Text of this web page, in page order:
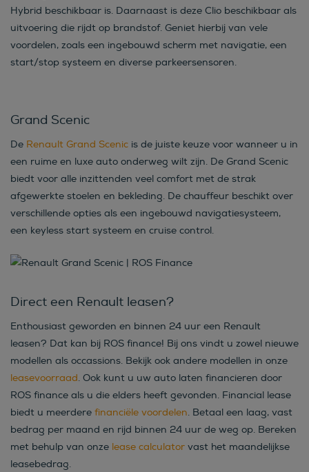
Hybrid beschikbaar is. Daarnaast is deze Clio beschikbaar als
uitvoering die rijdt op brandstof. Geniet hierbij van vele
voordelen, zoals een ingebouwd scherm met navigatie, een
start/stop systeem en diverse parkeersensoren.
Grand Scenic
De Renault Grand Scenic is de juiste keuze voor wanneer u in
een ruime en luxe auto onderweg wilt zijn. De Grand Scenic
biedt voor alle inzittenden veel comfort met de strak
afgewerkte stoelen en bekleding. De chauffeur beschikt over
verschillende opties als een ingebouwd navigatiesysteem,
een keyless start systeem en cruise control.
Direct een Renault leasen?
Enthousiast geworden en binnen 24 uur een Renault
leasen? Dat kan bij ROS finance! Bij ons vindt u zowel nieuwe
modellen als occassions. Bekijk ook andere modellen in onze
leasevoorraad. Ook kunt u uw auto laten financieren door
ROS finance als u die elders heeft gevonden. Financial lease
biedt u meerdere financiële voordelen. Betaal een laag, vast
bedrag per maand en rijd binnen 24 uur de weg op. Bereken
met behulp van onze lease calculator vast het maandelijkse
leasebedrag.